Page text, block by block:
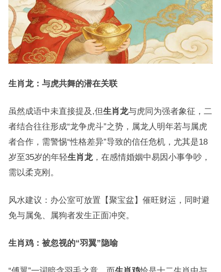
生肖龙：与虎共舞的潜在关联
虽然成语中未直接提及,但生肖龙与虎同为强者象征，二
者结合往往形成“龙争虎斗”之势，属龙人明年若与属虎
者合作，需警惕“性格差异”导致的信任危机，尤其是18
岁至35岁的年轻生肖龙，在感情婚姻中易因小事争吵，
需以柔克刚。
风水建议：办公室可放置【聚宝盆】催旺财运，同时避
免与属兔、属狗者发生正面冲突。
生肖鸡：被忽视的“羽翼”隐喻